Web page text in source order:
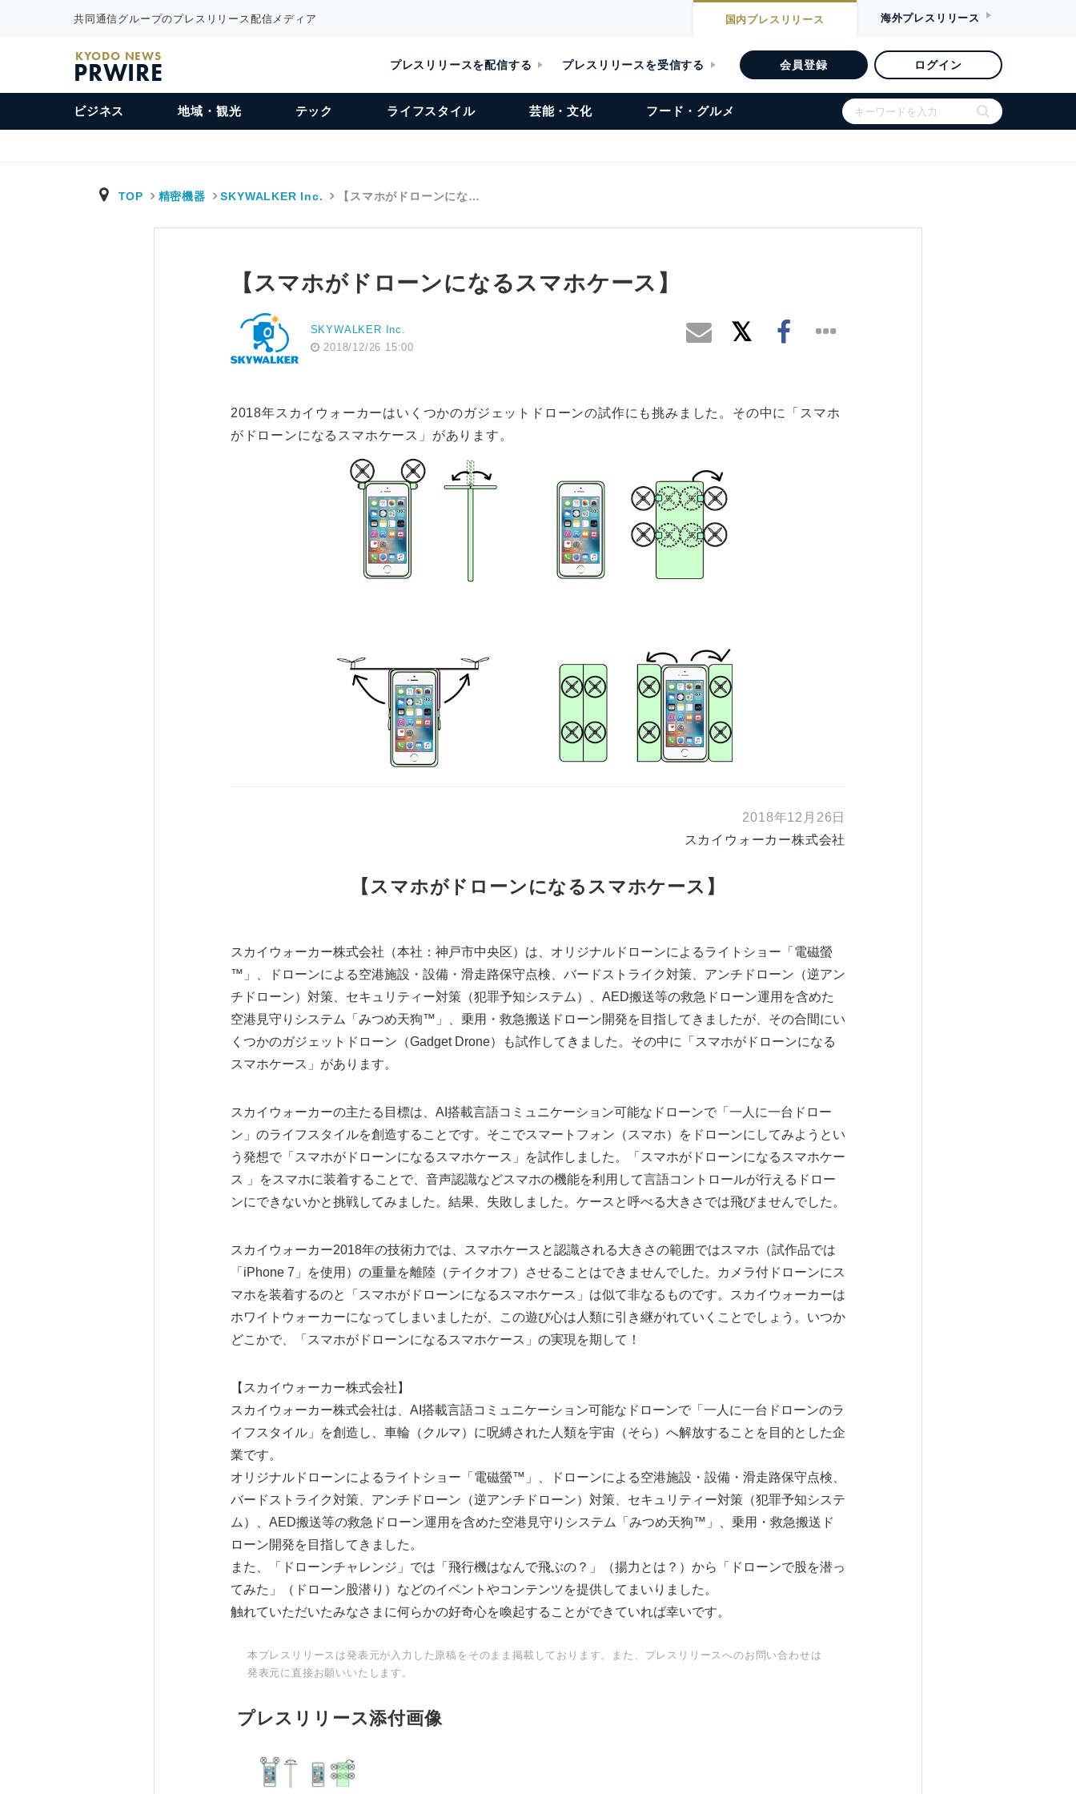
共同通信グループのプレスリリース配信メディア 国内プレスリリース 海外プレスリリース
KYODO NEWS
PRWIRE プレスリリースを配信する プレスリリースを受信する 会員登録 ログイン
ビジネス 地域・観光 テック ライフスタイル 芸能・文化 フード・グルメ
TOP 精密機器 SKYWALKER Inc. 【スマホがドローンにな…
【スマホがドローンになるスマホケース】
SKYWALKER Inc.
2018/12/26 15:00
2018年スカイウォーカーはいくつかのガジェットドローンの試作にも挑みました。その中に「スマホ
がドローンになるスマホケース」があります。
2018年12月26日
スカイウォーカー株式会社
【スマホがドローンになるスマホケース】
スカイウォーカー株式会社（本社：神戸市中央区）は、オリジナルドローンによるライトショー「電磁螢
™️」、ドローンによる空港施設・設備・滑走路保守点検、バードストライク対策、アンチドローン（逆アン
チドローン）対策、セキュリティー対策（犯罪予知システム）、AED搬送等の救急ドローン運用を含めた
空港見守りシステム「みつめ天狗™️」、乗用・救急搬送ドローン開発を目指してきましたが、その合間にい
くつかのガジェットドローン（Gadget Drone）も試作してきました。その中に「スマホがドローンになる
スマホケース」があります。
スカイウォーカーの主たる目標は、AI搭載言語コミュニケーション可能なドローンで「一人に一台ドロー
ン」のライフスタイルを創造することです。そこでスマートフォン（スマホ）をドローンにしてみようとい
う発想で「スマホがドローンになるスマホケース」を試作しました。「スマホがドローンになるスマホケー
ス 」をスマホに装着することで、音声認識などスマホの機能を利用して言語コントロールが行えるドロー
ンにできないかと挑戦してみました。結果、失敗しました。ケースと呼べる大きさでは飛びませんでした。
スカイウォーカー2018年の技術力では、スマホケースと認識される大きさの範囲ではスマホ（試作品では
「iPhone 7」を使用）の重量を離陸（テイクオフ）させることはできませんでした。カメラ付ドローンにス
マホを装着するのと「スマホがドローンになるスマホケース」は似て非なるものです。スカイウォーカーは
ホワイトウォーカーになってしまいましたが、この遊び心は人類に引き継がれていくことでしょう。いつか
どこかで、「スマホがドローンになるスマホケース」の実現を期して！
【スカイウォーカー株式会社】
スカイウォーカー株式会社は、AI搭載言語コミュニケーション可能なドローンで「一人に一台ドローンのラ
イフスタイル」を創造し、車輪（クルマ）に呪縛された人類を宇宙（そら）へ解放することを目的とした企
業です。
オリジナルドローンによるライトショー「電磁螢™️」、ドローンによる空港施設・設備・滑走路保守点検、
バードストライク対策、アンチドローン（逆アンチドローン）対策、セキュリティー対策（犯罪予知システ
ム）、AED搬送等の救急ドローン運用を含めた空港見守りシステム「みつめ天狗™️」、乗用・救急搬送ド
ローン開発を目指してきました。
また、「ドローンチャレンジ」では「飛行機はなんで飛ぶの？」（揚力とは？）から「ドローンで股を潜っ
てみた」（ドローン股潜り）などのイベントやコンテンツを提供してまいりました。
触れていただいたみなさまに何らかの好奇心を喚起することができていれば幸いです。
本プレスリリースは発表元が入力した原稿をそのまま掲載しております。また、プレスリリースへのお問い合わせは
発表元に直接お願いいたします。
プレスリリース添付画像
Japanese